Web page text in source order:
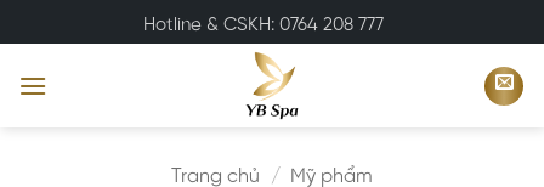
qua
nội
Hotline & CSKH: 0764 208 777
Trang chủ / Mỹ phẩm